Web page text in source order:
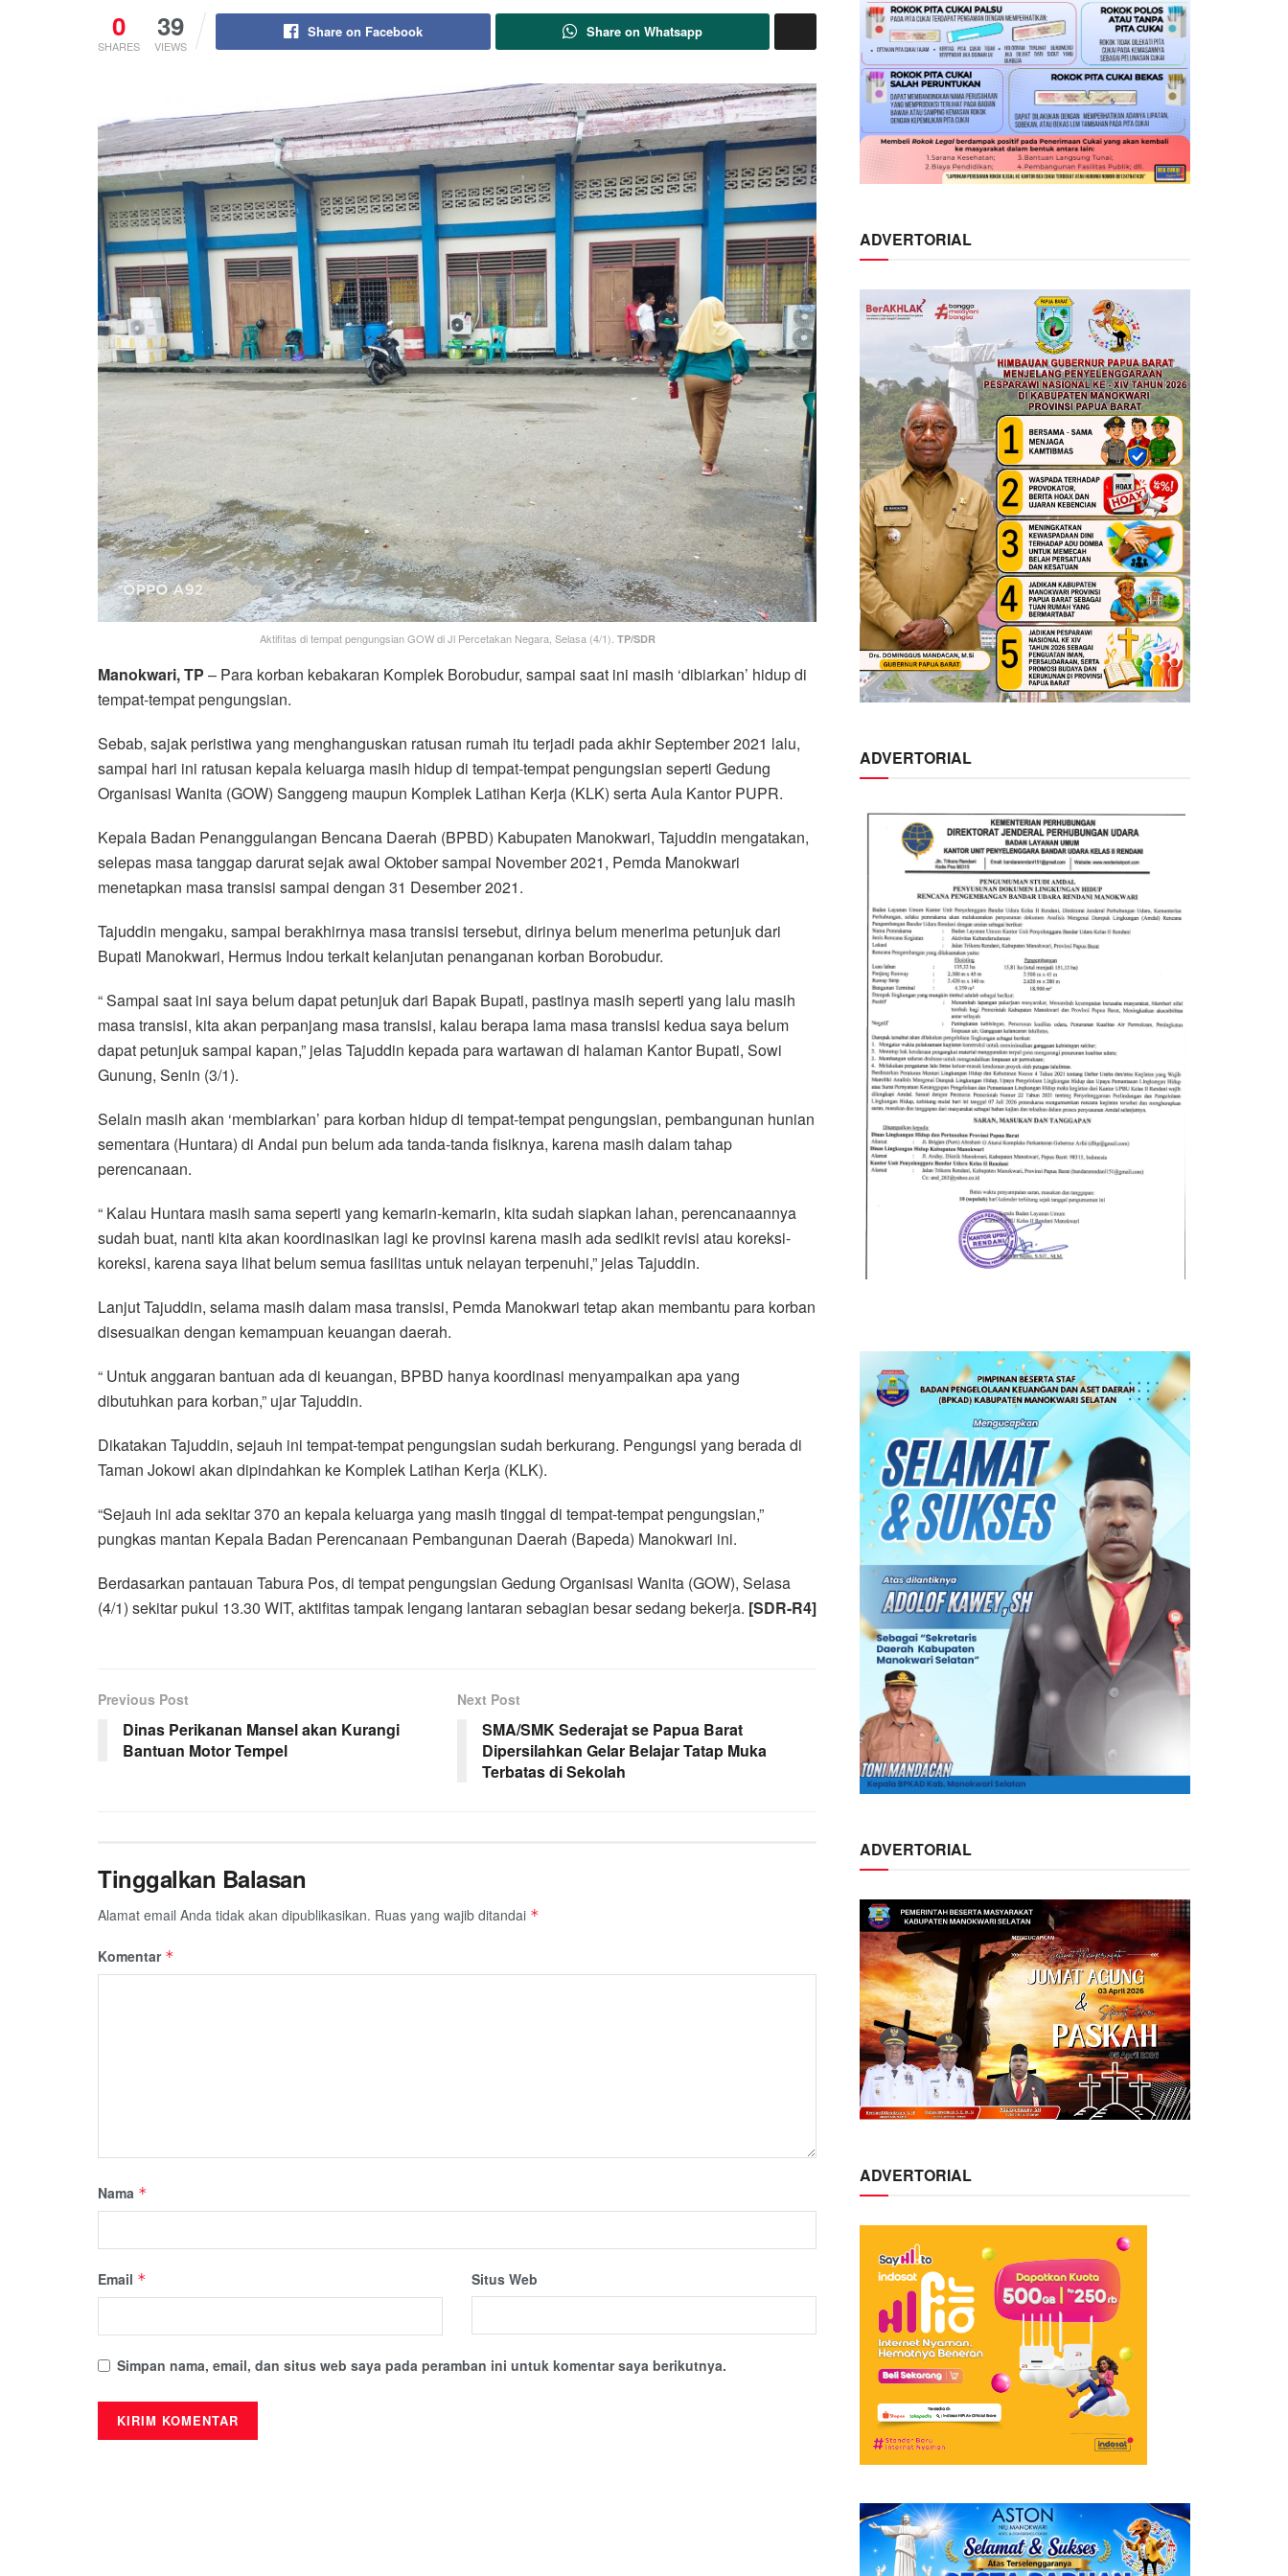
0
SHARES
39
VIEWS
Share on Facebook Share on Whatsapp
Aktifitas di tempat pengungsian GOW di Jl Percetakan Negara, Selasa (4/1). TP/SDR
Manokwari, TP – Para korban kebakaran Komplek Borobudur, sampai saat ini masih ‘dibiarkan’ hidup di
tempat-tempat pengungsian.
Sebab, sajak peristiwa yang menghanguskan ratusan rumah itu terjadi pada akhir September 2021 lalu,
sampai hari ini ratusan kepala keluarga masih hidup di tempat-tempat pengungsian seperti Gedung
Organisasi Wanita (GOW) Sanggeng maupun Komplek Latihan Kerja (KLK) serta Aula Kantor PUPR.
Kepala Badan Penanggulangan Bencana Daerah (BPBD) Kabupaten Manokwari, Tajuddin mengatakan,
selepas masa tanggap darurat sejak awal Oktober sampai November 2021, Pemda Manokwari
menetapkan masa transisi sampai dengan 31 Desember 2021.
Tajuddin mengaku, sampai berakhirnya masa transisi tersebut, dirinya belum menerima petunjuk dari
Bupati Manokwari, Hermus Indou terkait kelanjutan penanganan korban Borobudur.
“ Sampai saat ini saya belum dapat petunjuk dari Bapak Bupati, pastinya masih seperti yang lalu masih
masa transisi, kita akan perpanjang masa transisi, kalau berapa lama masa transisi kedua saya belum
dapat petunjuk sampai kapan,” jelas Tajuddin kepada para wartawan di halaman Kantor Bupati, Sowi
Gunung, Senin (3/1).
Selain masih akan ‘membiarkan’ para korban hidup di tempat-tempat pengungsian, pembangunan hunian
sementara (Huntara) di Andai pun belum ada tanda-tanda fisiknya, karena masih dalam tahap
perencanaan.
“ Kalau Huntara masih sama seperti yang kemarin-kemarin, kita sudah siapkan lahan, perencanaannya
sudah buat, nanti kita akan koordinasikan lagi ke provinsi karena masih ada sedikit revisi atau koreksi-
koreksi, karena saya lihat belum semua fasilitas untuk nelayan terpenuhi,” jelas Tajuddin.
Lanjut Tajuddin, selama masih dalam masa transisi, Pemda Manokwari tetap akan membantu para korban
disesuaikan dengan kemampuan keuangan daerah.
“ Untuk anggaran bantuan ada di keuangan, BPBD hanya koordinasi menyampaikan apa yang
dibutuhkan para korban,” ujar Tajuddin.
Dikatakan Tajuddin, sejauh ini tempat-tempat pengungsian sudah berkurang. Pengungsi yang berada di
Taman Jokowi akan dipindahkan ke Komplek Latihan Kerja (KLK).
“Sejauh ini ada sekitar 370 an kepala keluarga yang masih tinggal di tempat-tempat pengungsian,”
pungkas mantan Kepala Badan Perencanaan Pembangunan Daerah (Bapeda) Manokwari ini.
Berdasarkan pantauan Tabura Pos, di tempat pengungsian Gedung Organisasi Wanita (GOW), Selasa
(4/1) sekitar pukul 13.30 WIT, aktifitas tampak lengang lantaran sebagian besar sedang bekerja. [SDR-R4]
Previous Post
Dinas Perikanan Mansel akan Kurangi
Bantuan Motor Tempel
Next Post
SMA/SMK Sederajat se Papua Barat
Dipersilahkan Gelar Belajar Tatap Muka
Terbatas di Sekolah
Tinggalkan Balasan
Alamat email Anda tidak akan dipublikasikan. Ruas yang wajib ditandai *
Komentar *
Nama *
Email * Situs Web
Simpan nama, email, dan situs web saya pada peramban ini untuk komentar saya berikutnya.
ADVERTORIAL
ADVERTORIAL
ADVERTORIAL
ADVERTORIAL